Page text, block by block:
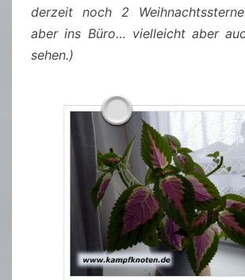
derzeit noch 2
aber ins Büro… vielleicht aber
sehen.)